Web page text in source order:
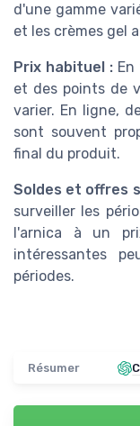
d'une gamme
et les crèmes gel
Prix habituel :
et des points de
varier. En ligne,
sont souvent
final du produit.
Soldes et offres
surveiller les
l'arnica à un
intéressantes
périodes.
Résumer